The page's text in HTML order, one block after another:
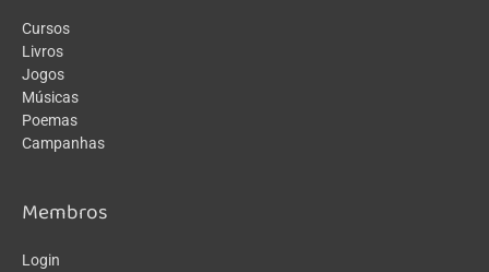
Cursos
Livros
Jogos
Músicas
Poemas
Campanhas
Membros
Login